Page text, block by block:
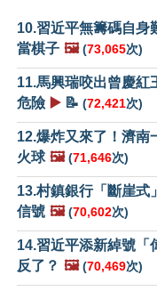
10.習近平無籌碼自身
當棋子 🖼️ (73,065次)
11.馬興瑞咬出曾慶紅
危險 ▶️ 📝 (72,421次)
12.爆炸又來了！濟南
火球 🖼️ (71,646次)
13.村鎮銀行「斷崖式
信號 🖼️ (70,602次)
14.習近平添新綽號「
反了？ 🖼️ (70,469次)